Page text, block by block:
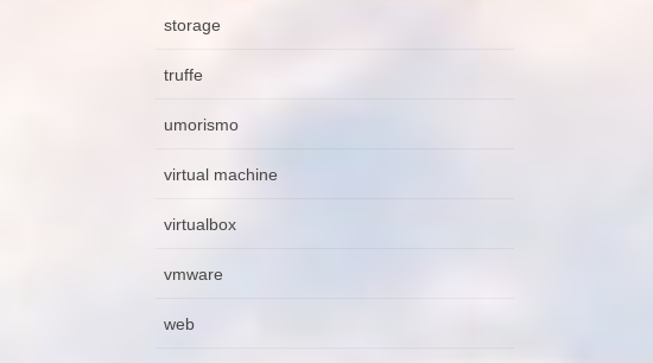
storage
truffe
umorismo
virtual machine
virtualbox
vmware
web